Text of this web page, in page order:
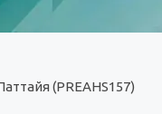
(PREAHS157)